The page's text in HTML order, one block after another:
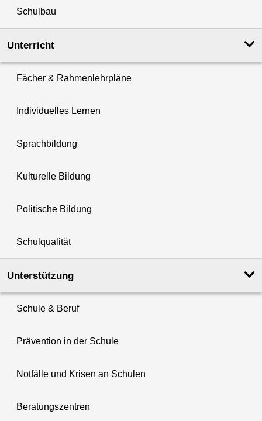
Schulbau
Unterricht
Fächer & Rahmenlehrpläne
Individuelles Lernen
Sprachbildung
Kulturelle Bildung
Politische Bildung
Schulqualität
Unterstützung
Schule & Beruf
Prävention in der Schule
Notfälle und Krisen an Schulen
Beratungszentren